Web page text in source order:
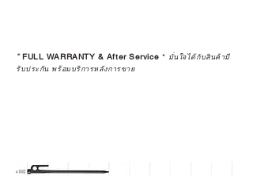
*FULL WARRANTY & After Service * มั่นใจได้กับสินค้ามี
รับประกัน พร้อมบริการหลังการขาย